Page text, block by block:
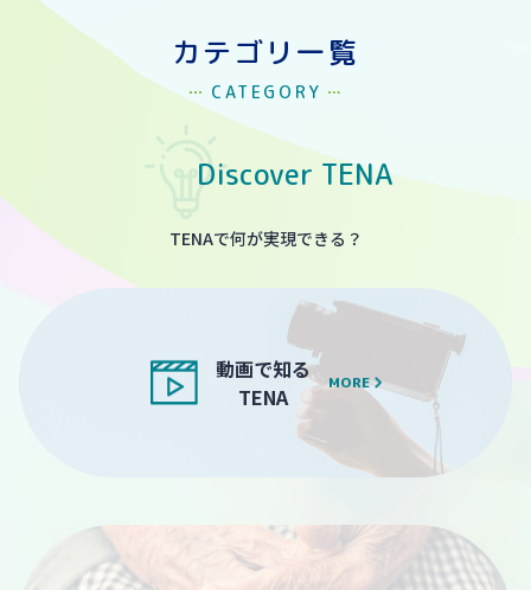
カテゴリ一覧
CATEGORY
Discover TENA
TENAで何が実現できる？
動画で知る
TENA
MORE